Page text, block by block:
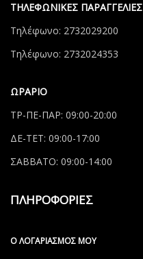
ΤΗΛΕΦΩΝΙΚΕΣ ΠΑΡΑΓΓΕΛΙΕΣ
Τηλέφωνο: 2732029200
Τηλέφωνο: 2732024353
ΩΡΑΡΙΟ
ΤΡ-ΠΕ-ΠΑΡ: 09:00-20:00
ΔΕ-ΤΕΤ: 09:00-17:00
ΣΑΒΒΑΤΟ: 09:00-14:00
ΠΛΗΡΟΦΟΡΙΕΣ
Ο ΛΟΓΑΡΙΑΣΜΌΣ ΜΟΥ